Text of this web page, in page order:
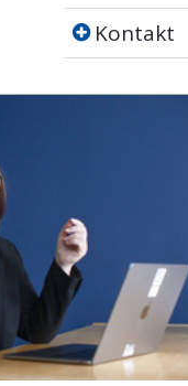
Kontakt
Kontakt